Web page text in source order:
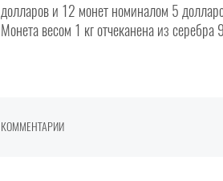
долларов и 12 монет номиналом 5
Монета весом 1 кг отчеканена из
КОММЕНТАРИИ